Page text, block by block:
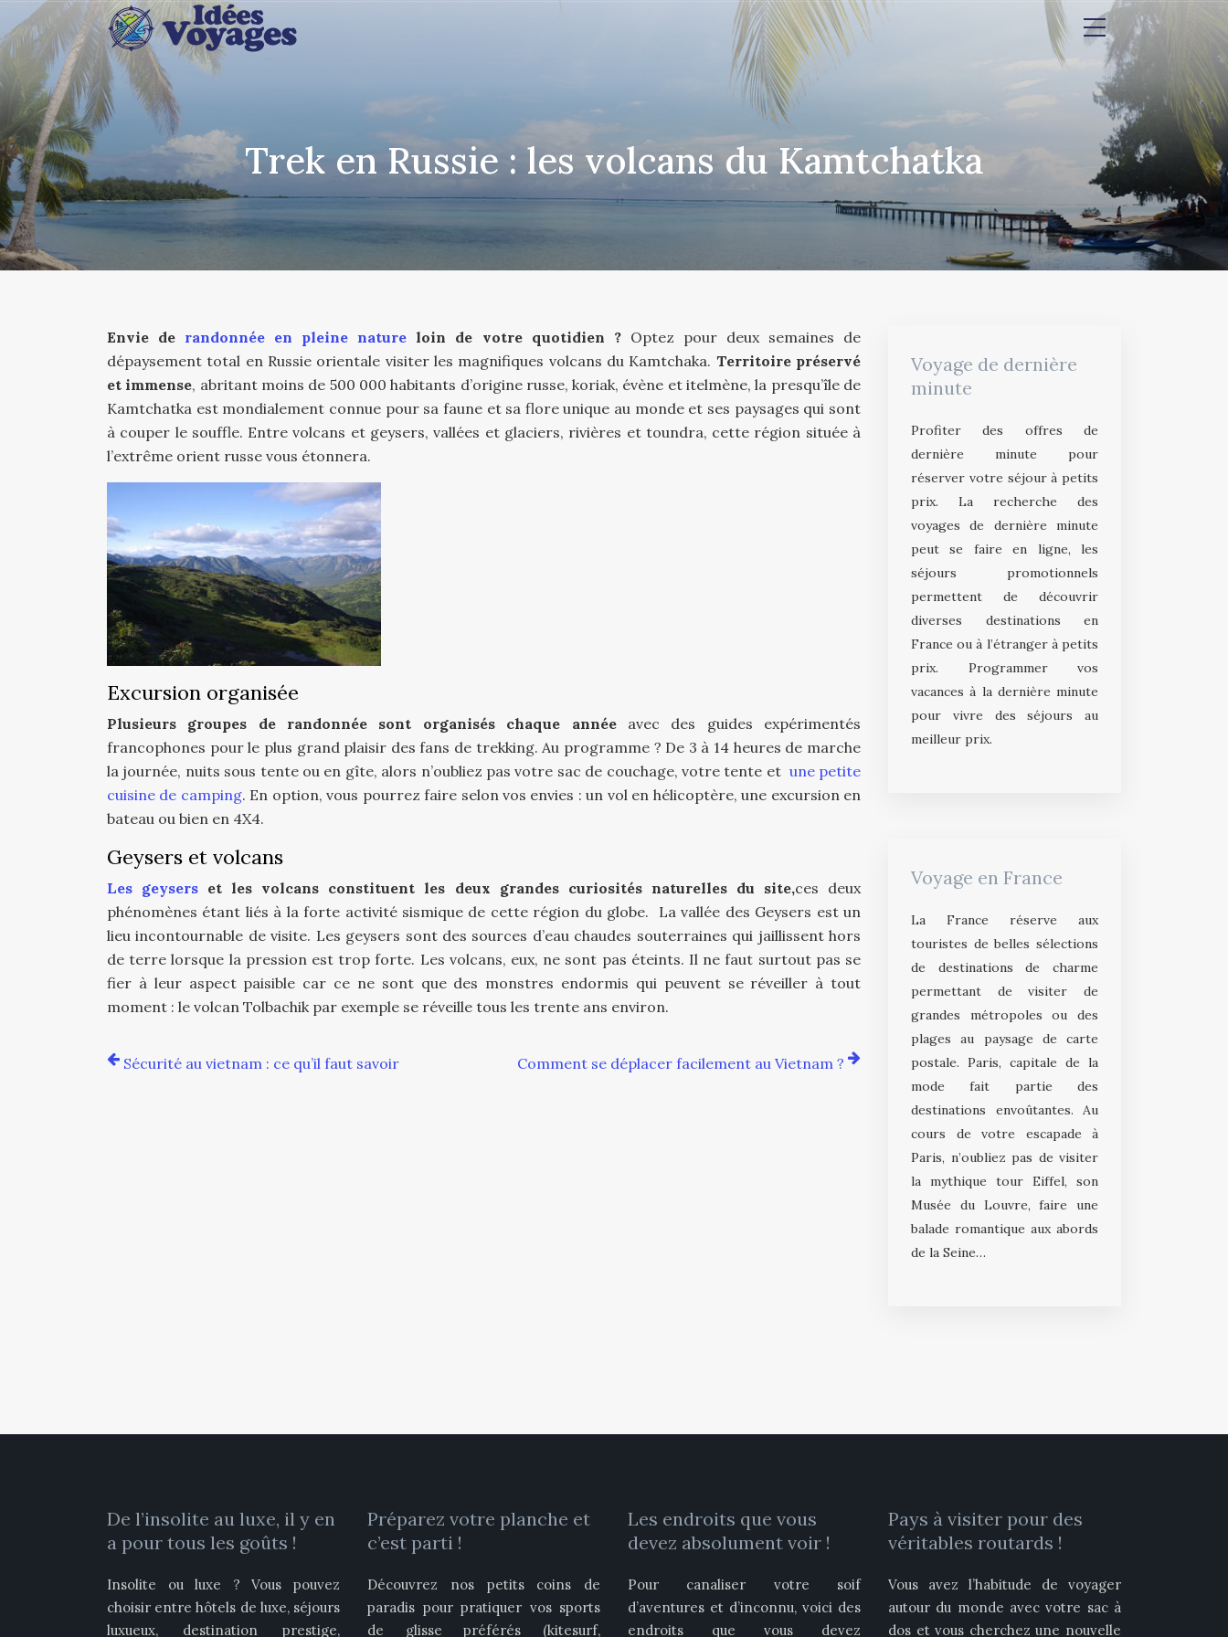
Trek en Russie : les volcans du Kamtchatka
Envie de randonnée en pleine nature loin de votre quotidien ?Optez pour deux semaines de
dépaysement total en Russie orientale visiter les magnifiques volcans du Kamtchaka. Territoire préservé
et immense, abritant moins de 500 000 habitants d’origine russe, koriak, évène et itelmène, la presqu’île de
Kamtchatka est mondialement connue pour sa faune et sa flore unique au monde et ses paysages qui sont
à couper le souffle. Entre volcans et geysers, vallées et glaciers, rivières et toundra, cette région située à
l’extrême orient russe vous étonnera.
Excursion organisée
Plusieurs groupes de randonnée sont organisés chaque annéeavec des guides expérimentés
francophones pour le plus grand plaisir des fans de trekking. Au programme ? De 3 à 14 heures de marche
la journée, nuits sous tente ou en gîte, alors n’oubliez pas votre sac de couchage, votre tente et une petite
cuisine de camping. En option, vous pourrez faire selon vos envies : un vol en hélicoptère, une excursion en
bateau ou bien en 4X4.
Geysers et volcans
Les geysers et les volcans constituent les deux grandes curiosités naturelles du site,ces deux
phénomènes étant liés à la forte activité sismique de cette région du globe. La vallée des Geysers est un
lieu incontournable de visite. Les geysers sont des sources d’eau chaudes souterraines qui jaillissent hors
de terre lorsque la pression est trop forte. Les volcans, eux, ne sont pas éteints. Il ne faut surtout pas se
fier à leur aspect paisible car ce ne sont que des monstres endormis qui peuvent se réveiller à tout
moment : le volcan Tolbachik par exemple se réveille tous les trente ans environ.
Sécurité au vietnam : ce qu’il faut savoir Comment se déplacer facilement au Vietnam ?
Voyage de dernière
minute
Profiter des offres de
dernière minute pour
réserver votre séjour à petits
prix. La recherche des
voyages de dernière minute
peut se faire en ligne, les
séjours promotionnels
permettent de découvrir
diverses destinations en
France ou à l’étranger à petits
prix. Programmer vos
vacances à la dernière minute
pour vivre des séjours au
meilleur prix.
Voyage en France
La France réserve aux
touristes de belles sélections
de destinations de charme
permettant de visiter de
grandes métropoles ou des
plages au paysage de carte
postale. Paris, capitale de la
mode fait partie des
destinations envoûtantes. Au
cours de votre escapade à
Paris, n’oubliez pas de visiter
la mythique tour Eiffel, son
Musée du Louvre, faire une
balade romantique aux abords
de la Seine…
De l’insolite au luxe, il y en
a pour tous les goûts !
Insolite ou luxe ? Vous pouvez
choisir entre hôtels de luxe, séjours
luxueux, destination prestige,
Préparez votre planche et
c’est parti !
Découvrez nos petits coins de
paradis pour pratiquer vos sports
de glisse préférés (kitesurf,
Les endroits que vous
devez absolument voir !
Pour canaliser votre soif
d’aventures et d’inconnu, voici des
endroits que vous devez
Pays à visiter pour des
véritables routards !
Vous avez l’habitude de voyager
autour du monde avec votre sac à
dos et vous cherchez une nouvelle